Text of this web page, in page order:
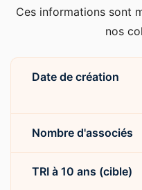
Ces informations sont
nos
Date de création
Nombre d'associés
TRI à 10 ans (cible)